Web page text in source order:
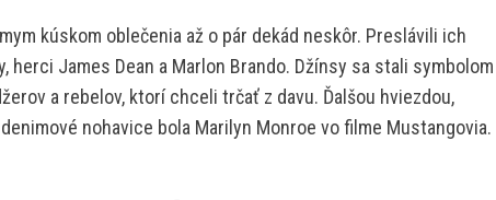
kúskom oblečenia až o pár dekád neskôr. Preslávili ich
herci James Dean a Marlon Brando. Džínsy sa stali symbolom
a rebelov, ktorí chceli trčať z davu. Ďalšou hviezdou,
nohavice bola Marilyn Monroe vo filme Mustangovia.